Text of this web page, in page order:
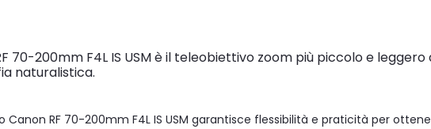
70-200mm F4L IS USM è il teleobiettivo zoom più piccolo e
naturalistica.
Canon RF 70-200mm F4L IS USM garantisce flessibilità e praticità per